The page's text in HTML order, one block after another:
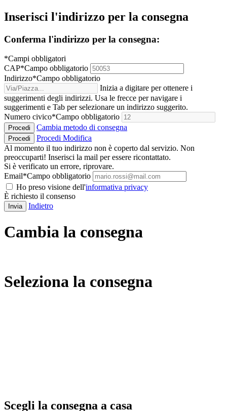
Inserisci l'indirizzo per la consegna
Conferma l'indirizzo per la consegna:
*Campi obbligatori
CAP*Campo obbligatorio
Indirizzo*Campo obbligatorio
Inizia a digitare per ottenere i
suggerimenti degli indirizzi. Usa le frecce per navigare i
suggerimenti e Tab per selezionare un indirizzo suggerito.
Numero civico*Campo obbligatorio
Procedi Cambia metodo di consegna
Procedi Procedi Modifica
Al momento il tuo indirizzo non è coperto dal servizio. Non
preoccuparti! Inserisci la mail per essere ricontattato.
Si è verificato un errore, riprovare.
Email*Campo obbligatorio
Ho preso visione dell'informativa privacy
È richiesto il consenso
Invia Indietro
Cambia la consegna
Seleziona la consegna
Scegli la consegna a casa